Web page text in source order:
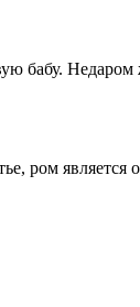
Недаром
ром